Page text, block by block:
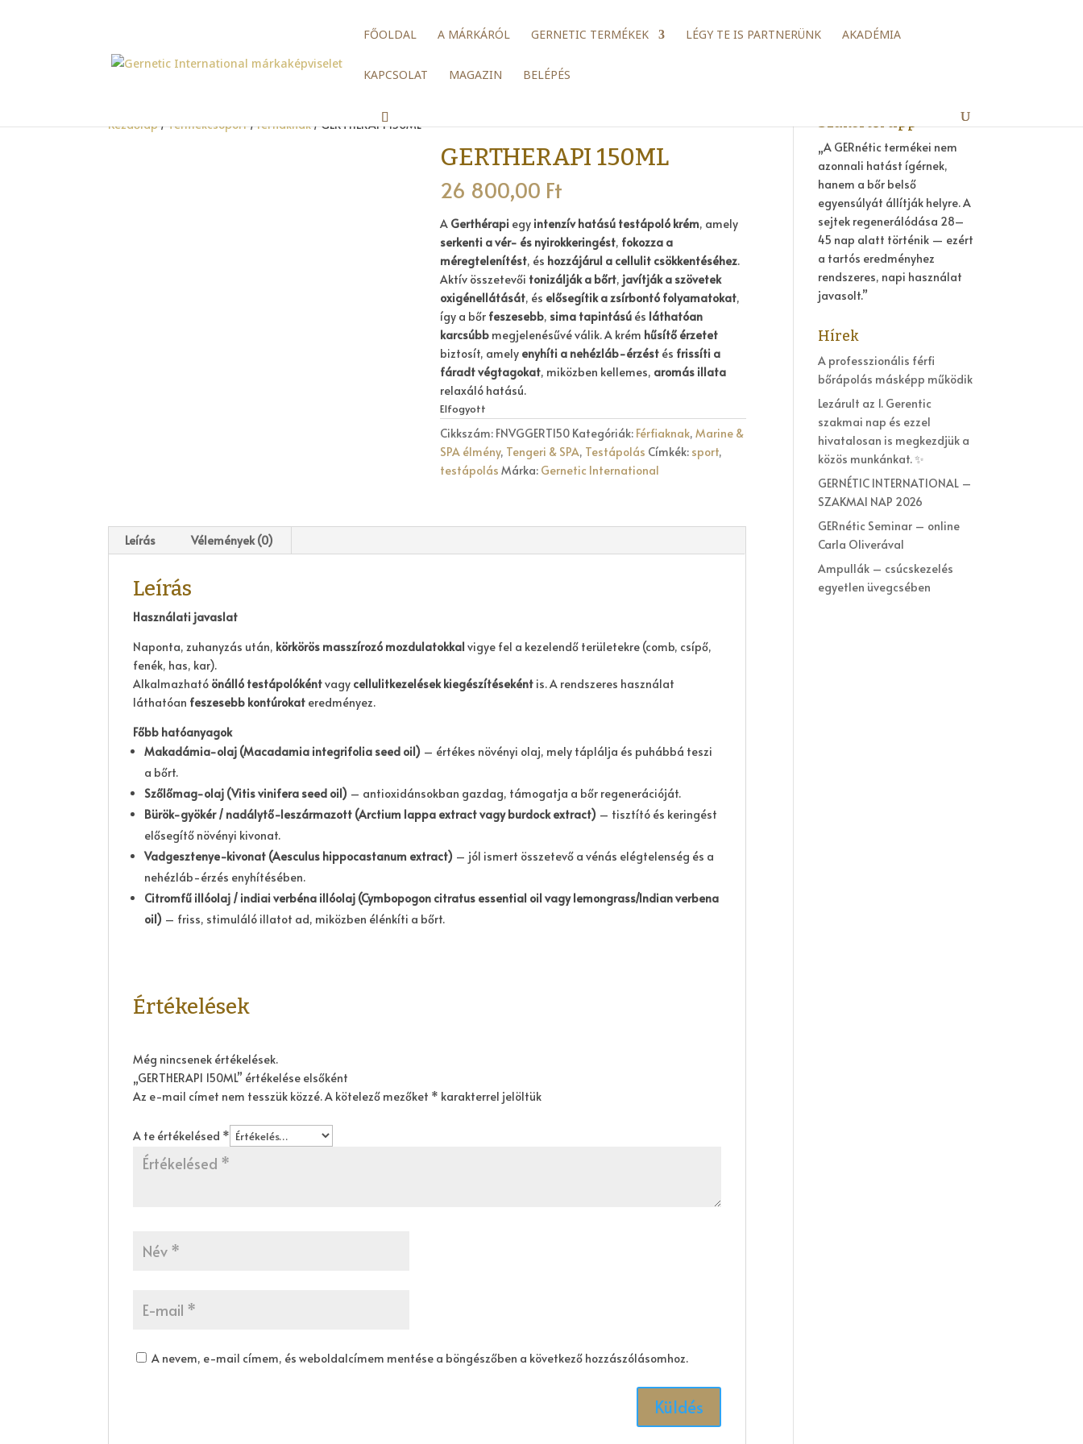
FŐOLDAL A MÁRKÁRÓL GERNETIC TERMÉKEK LÉGY TE IS PARTNERÜNK AKADÉMIA
KAPCSOLAT MAGAZIN BELÉPÉS
Kezdőlap/Termékcsoport/Férfiaknak/ GERTHERAPI 150ML
GERTHERAPI 150ML
26 800,00 Ft
A Gerthérapi egy intenzív hatású testápoló krém, amely
serkenti a vér- és nyirokkeringést, fokozza a
méregtelenítést, és hozzájárul a cellulit csökkentéséhez.
Aktív összetevői tonizálják a bőrt, javítják a szövetek
oxigénellátását, és elősegítik a zsírbontó folyamatokat,
így a bőr feszesebb, sima tapintású és láthatóan
karcsúbb megjelenésűvé válik. A krém hűsítő érzetet
biztosít, amely enyhíti a nehézláb-érzést és frissíti a
fáradt végtagokat, miközben kellemes, aromás illata
relaxáló hatású.
Elfogyott
Cikkszám: FNVGGERT150 Kategóriák: Férfiaknak,Marine &
SPA élmény, Tengeri & SPA, Testápolás Címkék: sport,
testápolás Márka: Gernetic International
Leírás Vélemények (0)
Leírás
Használati javaslat
Naponta, zuhanyzás után, körkörös masszírozó mozdulatokkal vigye fel a kezelendő területekre (comb, csípő,
fenék, has, kar).
Alkalmazható önálló testápolókéntvagy cellulitkezelések kiegészítéseként is. A rendszeres használat
láthatóan feszesebb kontúrokat eredményez.
Főbb hatóanyagok
Makadámia-olaj (Macadamia integrifolia seed oil) – értékes növényi olaj, mely táplálja és puhábbá teszi
a bőrt.
Szőlőmag-olaj (Vitis vinifera seed oil) – antioxidánsokban gazdag, támogatja a bőr regenerációját.
Bürök-gyökér / nadálytő-leszármazott (Arctium lappa extract vagy burdock extract) – tisztító és keringést
elősegítő növényi kivonat.
Vadgesztenye-kivonat (Aesculus hippocastanum extract) – jól ismert összetevő a vénás elégtelenség és a
nehézláb-érzés enyhítésében.
Citromfű illóolaj / indiai verbéna illóolaj (Cymbopogon citratus essential oil vagy lemongrass/Indian verbena
oil) – friss, stimuláló illatot ad, miközben élénkíti a bőrt.
Értékelések
Még nincsenek értékelések.
„GERTHERAPI 150ML” értékelése elsőként
Az e-mail címet nem tesszük közzé.A kötelező mezőket * karakterrel jelöltük
A te értékelésed *
A nevem, e-mail címem, és weboldalcímem mentése a böngészőben a következő hozzászólásomhoz.
Szakértői tipp
„A GERnétic termékei nem
azonnali hatást ígérnek,
hanem a bőr belső
egyensúlyát állítják helyre. A
sejtek regenerálódása 28–
45 nap alatt történik — ezért
a tartós eredményhez
rendszeres, napi használat
javasolt.”
Hírek
A professzionális férfi
bőrápolás másképp működik
Lezárult az 1. Gerentic
szakmai nap és ezzel
hivatalosan is megkezdjük a
közös munkánkat. ✨
GERNÉTIC INTERNATIONAL –
SZAKMAI NAP 2026
GERnétic Seminar – online
Carla Oliverával
Ampullák – csúcskezelés
egyetlen üvegcsében